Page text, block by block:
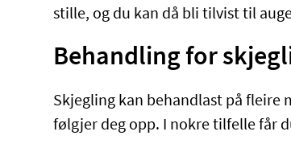
stille, og du kan då bli tilvist til
Behandling for
Skjegling kan behandlast på fleire
følgjer deg opp. I nokre tilfelle får